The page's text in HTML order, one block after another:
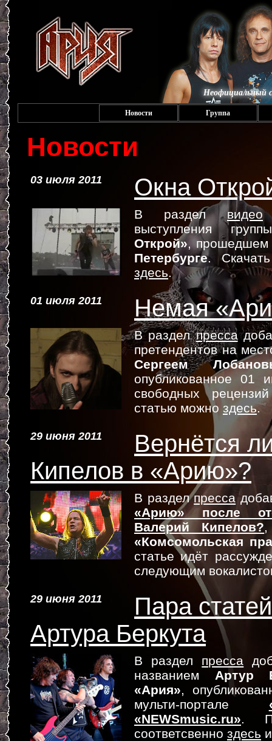
Неофициальный
Новости Группа
Новости
03 июля 2011 Окна
В разделвидео
выступления
Открой», прошедшем
Петербурге.
здесь.
01 июля 2011 Немая
В разделпресса
претендентов на
Сергеем
опубликованное 01
свободных
статью можно здесь.
29 июня 2011
Вернётся
Кипелов в «Арию»?
В разделпресса
«Арию» после
Валерий Кипелов?,
«Комсомольская
статье идёт
следующим
29 июня 2011
Пара
Артура Беркута
В раздел пресса
названием Артур
«Ария»,
мульти-портале
«NEWSmusic.ru».
соответсвенно здесь